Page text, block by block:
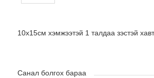
10х15см хэмжээтэй 1 талдаа зэстэй
Санал болгох бараа